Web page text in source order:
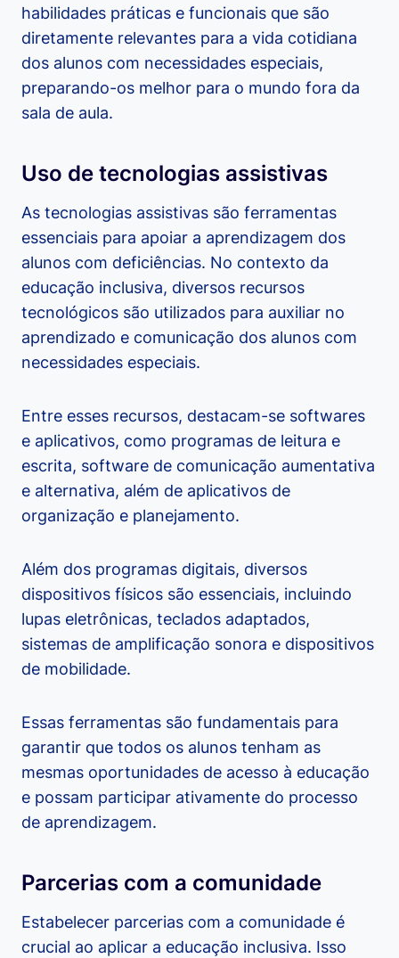
habilidades práticas e funcionais que são
diretamente relevantes para a vida cotidiana
dos alunos com necessidades especiais,
preparando-os melhor para o mundo fora da
sala de aula.
Uso de tecnologias assistivas
As tecnologias assistivas são ferramentas
essenciais para apoiar a aprendizagem dos
alunos com deficiências. No contexto da
educação inclusiva, diversos recursos
tecnológicos são utilizados para auxiliar no
aprendizado e comunicação dos alunos com
necessidades especiais.
Entre esses recursos, destacam-se softwares
e aplicativos, como programas de leitura e
escrita, software de comunicação aumentativa
e alternativa, além de aplicativos de
organização e planejamento.
Além dos programas digitais, diversos
dispositivos físicos são essenciais, incluindo
lupas eletrônicas, teclados adaptados,
sistemas de amplificação sonora e dispositivos
de mobilidade.
Essas ferramentas são fundamentais para
garantir que todos os alunos tenham as
mesmas oportunidades de acesso à educação
e possam participar ativamente do processo
de aprendizagem.
Parcerias com a comunidade
Estabelecer parcerias com a comunidade é
crucial ao aplicar a educação inclusiva. Isso